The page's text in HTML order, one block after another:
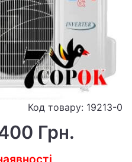
Код товару: 19213-0
Грн.